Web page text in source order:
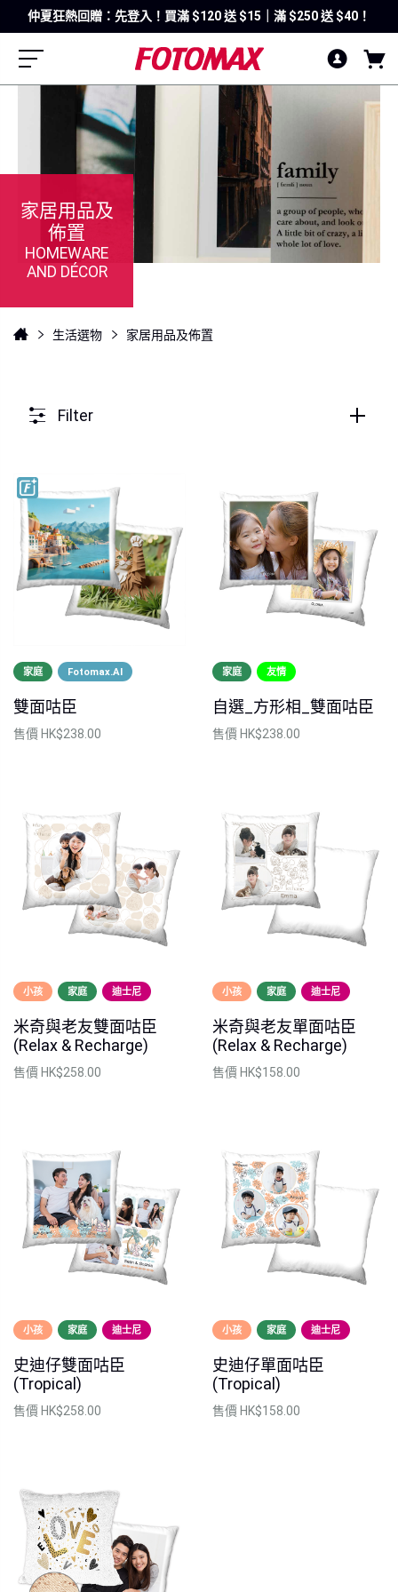
仲夏狂熱回贈：先登入！買滿 $120 送 $15｜滿 $250 送 $40！
家居用品及
佈置
HOMEWARE
AND DÉCOR
生活選物 家居用品及佈置
Filter
家庭 Fotomax.AI
雙面咕臣
售價 HK$238.00
家庭 友情
自選_方形相_雙面咕臣
售價 HK$238.00
小孩 家庭 迪士尼
米奇與老友雙面咕臣
(Relax & Recharge)
售價 HK$258.00
小孩 家庭 迪士尼
米奇與老友單面咕臣
(Relax & Recharge)
售價 HK$158.00
小孩 家庭 迪士尼
史迪仔雙面咕臣
(Tropical)
售價 HK$258.00
小孩 家庭 迪士尼
史迪仔單面咕臣
(Tropical)
售價 HK$158.00